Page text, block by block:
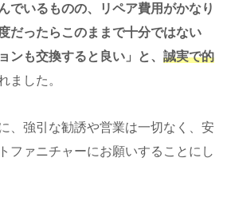
でいるものの、リペア費用がかなり
だったらこのままで十分ではない
ンも交換すると良い」と、 誠実で的
ました。
、強引な勧誘や営業は一切なく、安
ファニチャーにお願いすることにし